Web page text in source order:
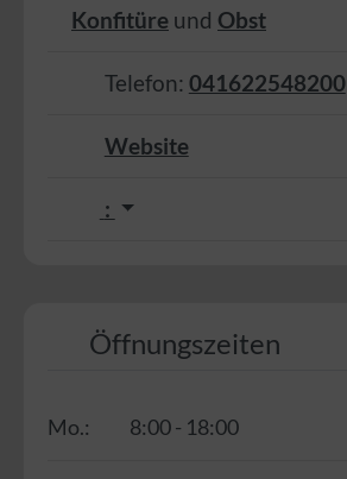
Konfitüre und Obst
Telefon: 041622548200
Website
:
Öffnungszeiten
Mo.: 8:00 - 18:00